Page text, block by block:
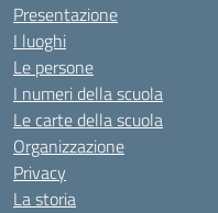
Presentazione
I luoghi
Le persone
I numeri della scuola
Le carte della scuola
Organizzazione
Privacy
La storia